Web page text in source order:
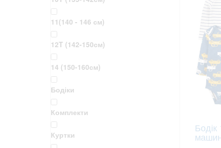
11(140 - 146 см)
12T (142-150см)
14 (150-160см)
Бодіки
Комплекти
Куртки